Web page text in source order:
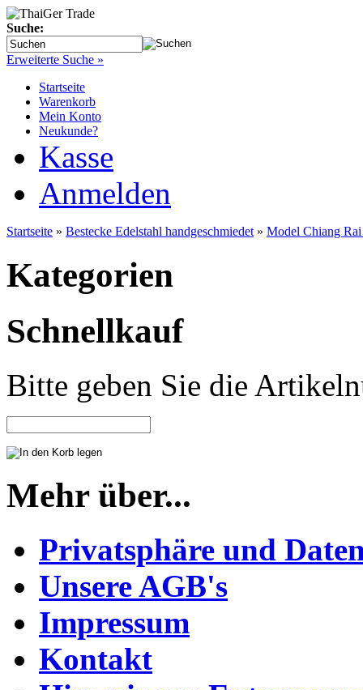
Suche:
Erweiterte Suche »
Startseite
Warenkorb
Mein Konto
Neukunde?
Kasse
Anmelden
Startseite » Bestecke Edelstahl handgeschmiedet » Model Chiang
Kategorien
Schnellkauf
Bitte geben Sie die
Mehr über...
Privatsphäre und
Unsere AGB's
Impressum
Kontakt